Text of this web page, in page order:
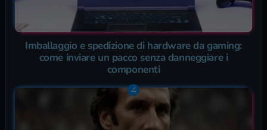
Imballaggio e spedizione di hardware da gaming:
come inviare un pacco senza danneggiare i
componenti